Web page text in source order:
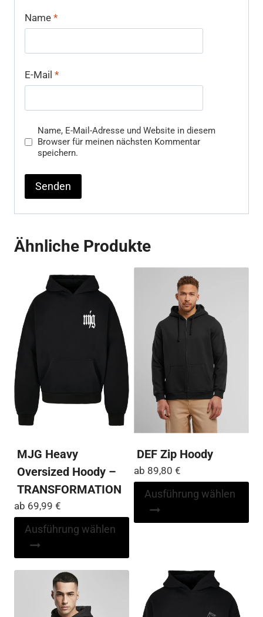
Name *
E-Mail *
Name, E-Mail-Adresse und Website in diesem
Browser für meinen nächsten Kommentar
speichern.
Ähnliche Produkte
MJG Heavy
Oversized Hoody –
TRANSFORMATION
ab 69,99 €
Ausführung wählen
Dieses
weist
mehrere
Varianten
DEF Zip Hoody
ab 89,80 €
Ausführung wählen